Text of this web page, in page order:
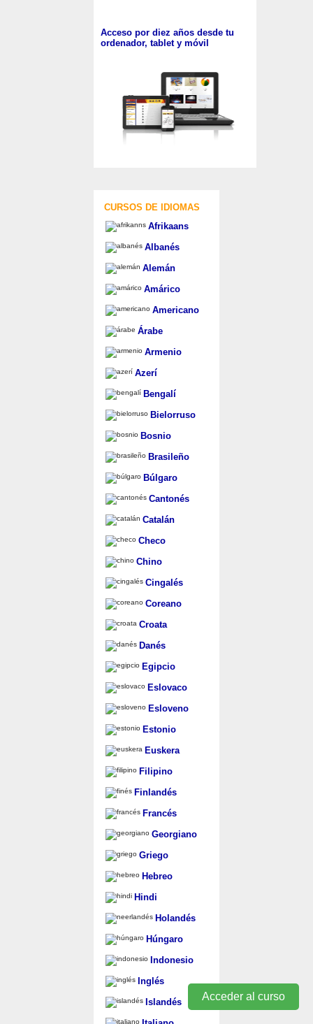
Acceder al curso
Acceso por diez años desde tu
ordenador, tablet y móvil
CURSOS DE IDIOMAS
Afrikaans
Albanés
Alemán
Amárico
Americano
Árabe
Armenio
Azerí
Bengalí
Bielorruso
Bosnio
Brasileño
Búlgaro
Cantonés
Catalán
Checo
Chino
Cingalés
Coreano
Croata
Danés
Egipcio
Eslovaco
Esloveno
Estonio
Euskera
Filipino
Finlandés
Francés
Georgiano
Griego
Hebreo
Hindi
Holandés
Húngaro
Indonesio
Inglés
Islandés